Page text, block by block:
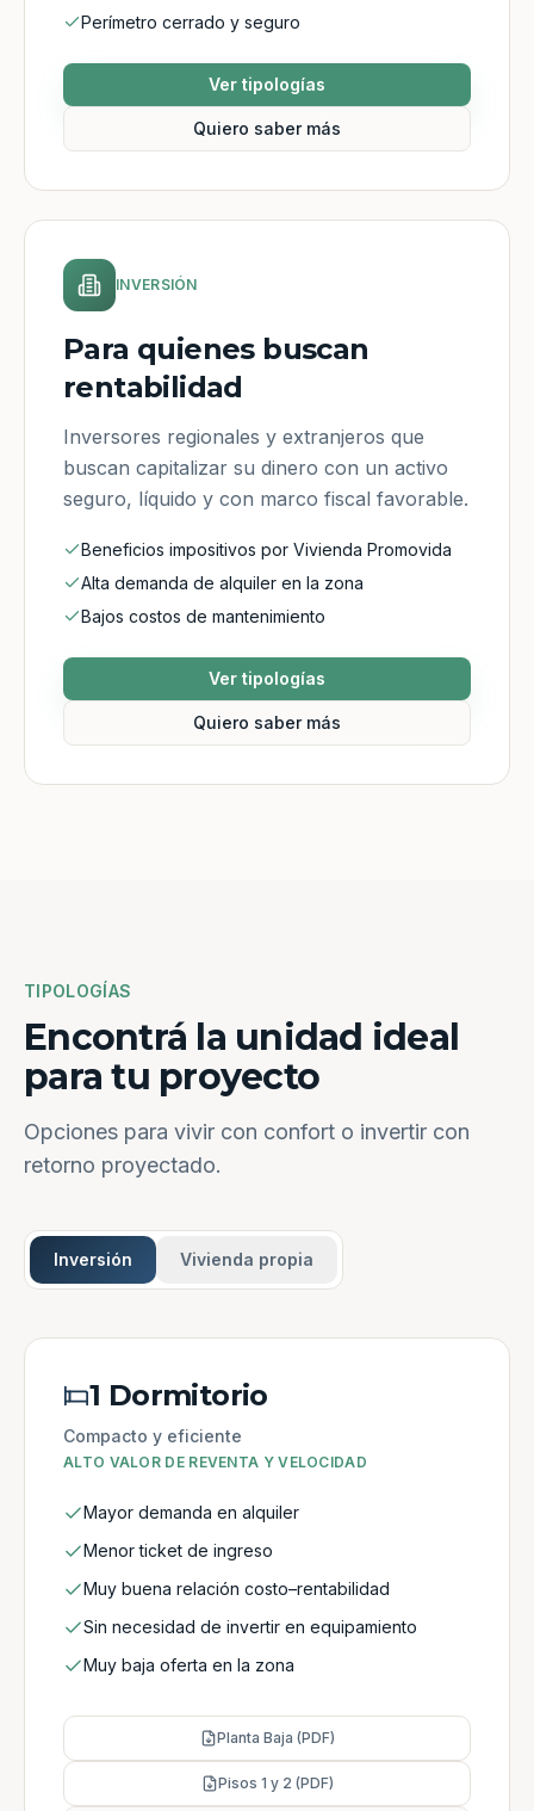
Perímetro cerrado y seguro
Ver tipologías
Quiero saber más
INVERSIÓN
Para quienes buscan
rentabilidad
Inversores regionales y extranjeros que
buscan capitalizar su dinero con un activo
seguro, líquido y con marco fiscal favorable.
Beneficios impositivos por Vivienda Promovida
Alta demanda de alquiler en la zona
Bajos costos de mantenimiento
Ver tipologías
Quiero saber más
TIPOLOGÍAS
Encontrá la unidad ideal
para tu proyecto
Opciones para vivir con confort o invertir con
retorno proyectado.
Inversión Vivienda propia
1 Dormitorio
Compacto y eficiente
ALTO VALOR DE REVENTA Y VELOCIDAD
Mayor demanda en alquiler
Menor ticket de ingreso
Muy buena relación costo–rentabilidad
Sin necesidad de invertir en equipamiento
Muy baja oferta en la zona
Planta Baja (PDF)
Pisos 1 y 2 (PDF)